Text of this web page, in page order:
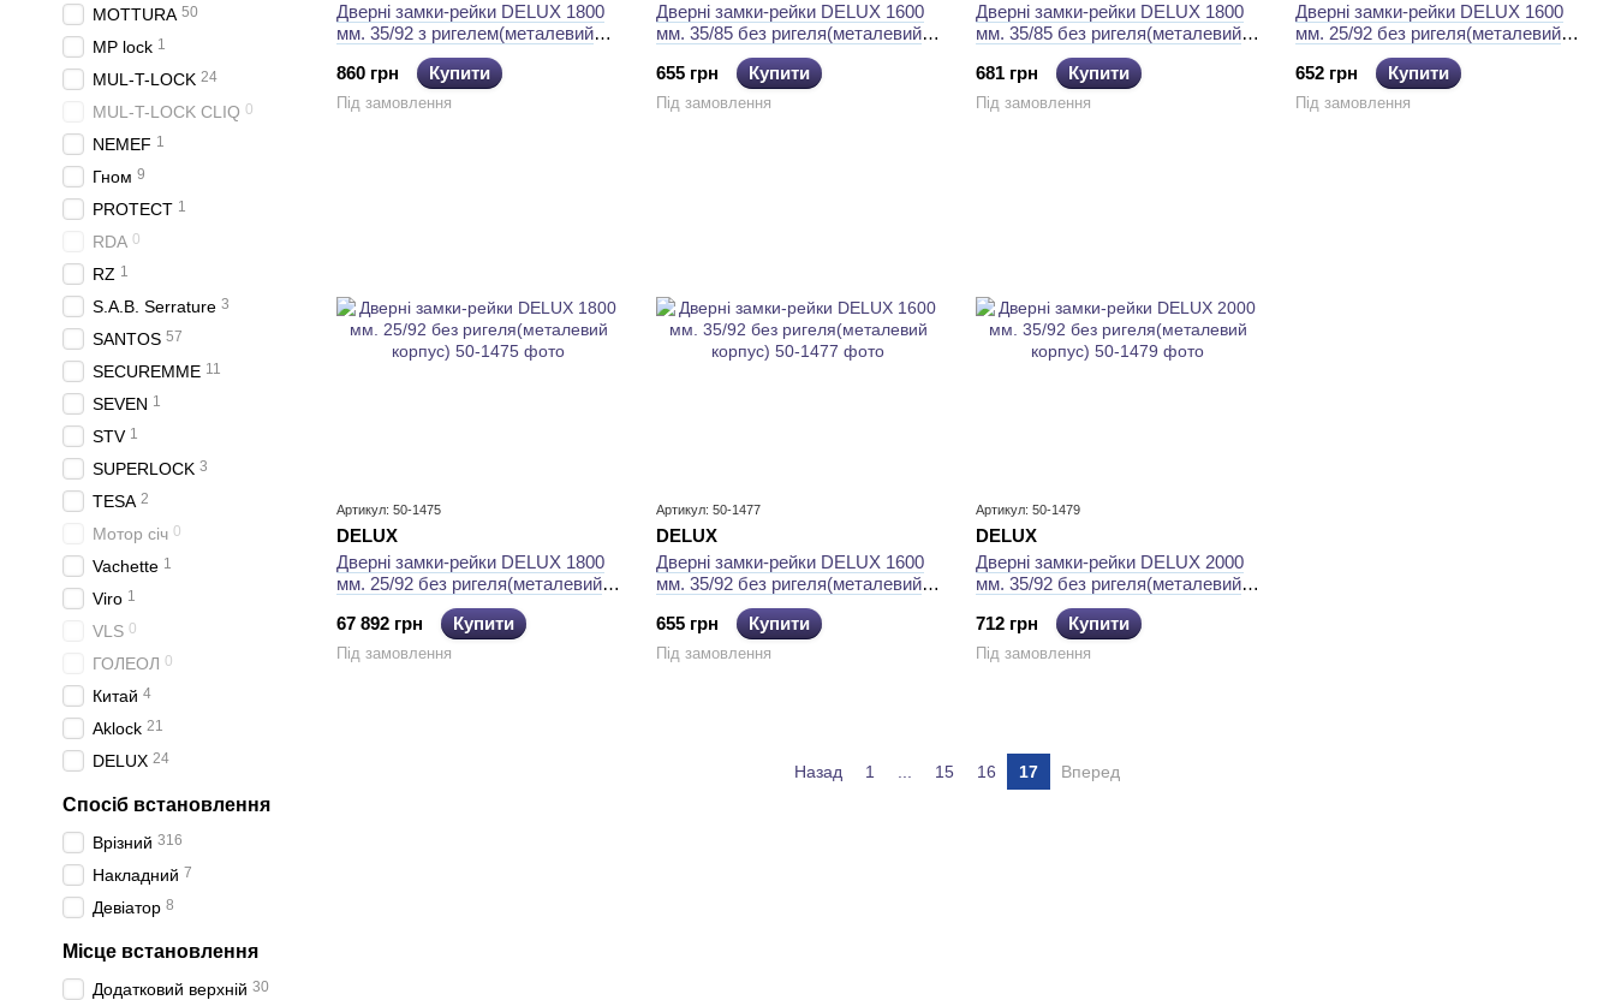
Дверні замки-рейки DELUХ 1800
мм. 35/92 з ригелем(металевий
860 грн
Купити
Під замовлення
Дверні замки-рейки DELUХ 1600
мм. 35/85 без ригеля(металевий
655 грн
Купити
Під замовлення
Дверні замки-рейки DELUХ 1800
мм. 35/85 без ригеля(металевий
681 грн
Купити
Під замовлення
Дверні замки-рейки DELUХ 1600
мм. 25/92 без ригеля(металевий
652 грн
Купити
Під замовлення
Артикул: 50-1475
DELUХ
Дверні замки-рейки DELUХ 1800
мм. 25/92 без ригеля(металевий
67 892 грн
Купити
Під замовлення
Артикул: 50-1477
DELUХ
Дверні замки-рейки DELUХ 1600
мм. 35/92 без ригеля(металевий
655 грн
Купити
Під замовлення
Артикул: 50-1479
DELUХ
Дверні замки-рейки DELUХ 2000
мм. 35/92 без ригеля(металевий
712 грн
Купити
Під замовлення
Назад 1 15 16 17 Вперед
MOTTURA 50
MP lock 1
MUL-T-LOCK 24
MUL-T-LOCK CLIQ 0
NEMEF 1
Гном 9
PROTECT 1
RDA 0
RZ 1
S.A.B. Serrature 3
SANTOS 57
SECUREMME 11
SEVEN 1
STV 1
SUPERLOCK 3
TESA 2
Мотор січ 0
Vachette 1
Viro 1
VLS 0
ГОЛЕОЛ 0
Китай 4
Aklock 21
DELUХ 24
Спосіб встановлення
Врізний 316
Накладний 7
Девіатор 8
Місце встановлення
Додатковий верхній 30